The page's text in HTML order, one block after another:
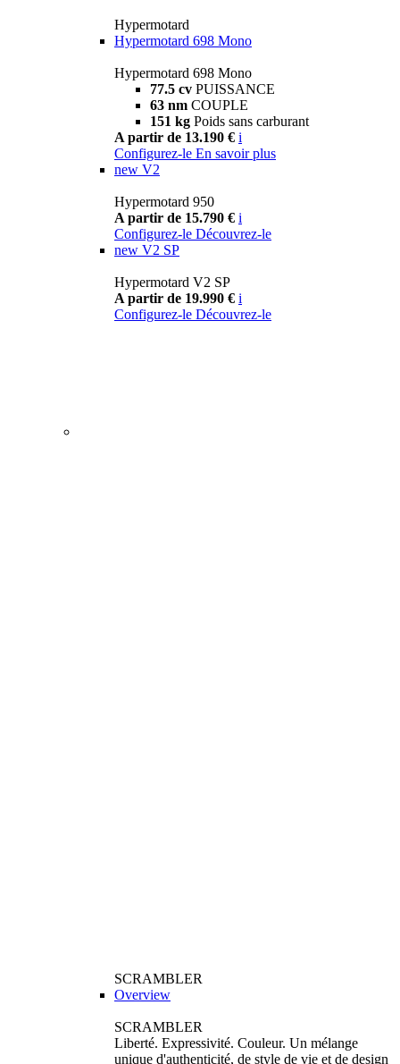
Hypermotard
Hypermotard 698 Mono
Hypermotard 698 Mono
77.5 cv PUISSANCE
63 nm COUPLE
151 kg Poids sans carburant
A partir de 13.190 € i
Configurez-le En savoir plus
new V2
Hypermotard 950
A partir de 15.790 € i
Configurez-le Découvrez-le
new V2 SP
Hypermotard V2 SP
A partir de 19.990 € i
Configurez-le Découvrez-le
SCRAMBLER
Overview
SCRAMBLER
Liberté. Expressivité. Couleur. Un mélange
unique d'authenticité, de style de vie et de design